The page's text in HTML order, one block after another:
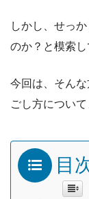
しかし、せっ
のか？と模索し
今回は、そん
ごし方につい
目